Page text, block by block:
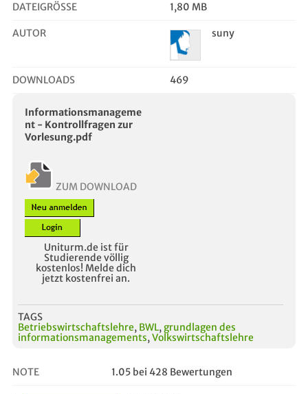
DATEIGRÖSSE 1,80 MB
AUTOR suny
DOWNLOADS 469
Informationsmanageme
nt - Kontrollfragen zur
Vorlesung.pdf
ZUM DOWNLOAD
Uniturm.de ist für
Studierende völlig
kostenlos! Melde dich
jetzt kostenfrei an.
TAGS
Betriebswirtschaftslehre, BWL, grundlagen des
informationsmanagements, Volkswirtschaftslehre
NOTE 1.05 bei 428 Bewertungen